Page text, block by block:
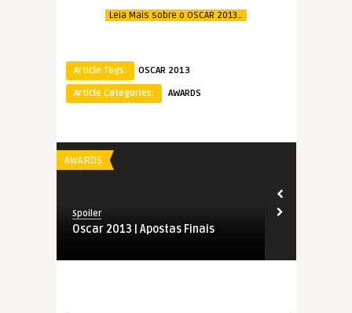
Leia Mais sobre o OSCAR 2013…
Article Tags:
OSCAR 2013
Article Categories:
AWARDS
AWARDS
Spoiler
Oscar 2013 | Apostas Finais